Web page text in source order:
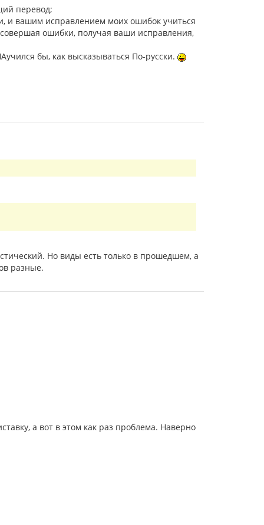
перевод;
и вашим исправлением моих ошибок учиться
ошибки, получая ваши исправления,
бы, как высказываться По-русски.
Но виды есть только в прошедшем, а
разные.
а вот в этом как раз проблема. Наверно